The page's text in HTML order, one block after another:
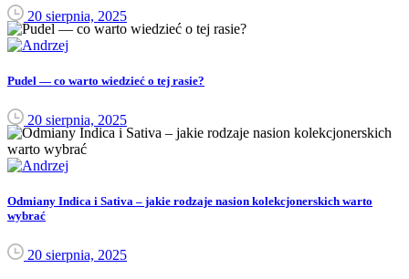
20 sierpnia, 2025
Pudel — co warto wiedzieć o tej rasie?
20 sierpnia, 2025
Odmiany Indica i Sativa – jakie rodzaje nasion kolekcjonerskich warto
wybrać
20 sierpnia, 2025